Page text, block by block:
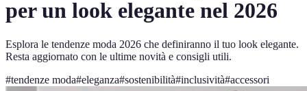
per un look elegante nel 2026
Esplora le tendenze moda 2026 che definiranno il tuo look elegante.
Resta aggiornato con le ultime novità e consigli utili.
#tendenze moda#eleganza#sostenibilità#inclusività#accessori